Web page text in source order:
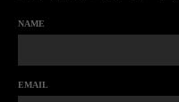
NAME
EMAIL